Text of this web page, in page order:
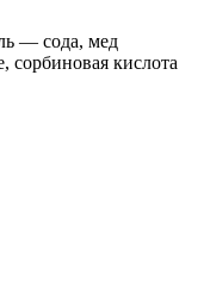
— сода, мед
кислота